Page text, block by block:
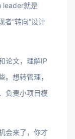
leader就是
者”转向“设计
论文，理解IP
。想转管理，
负责小项目模
会来了，你才